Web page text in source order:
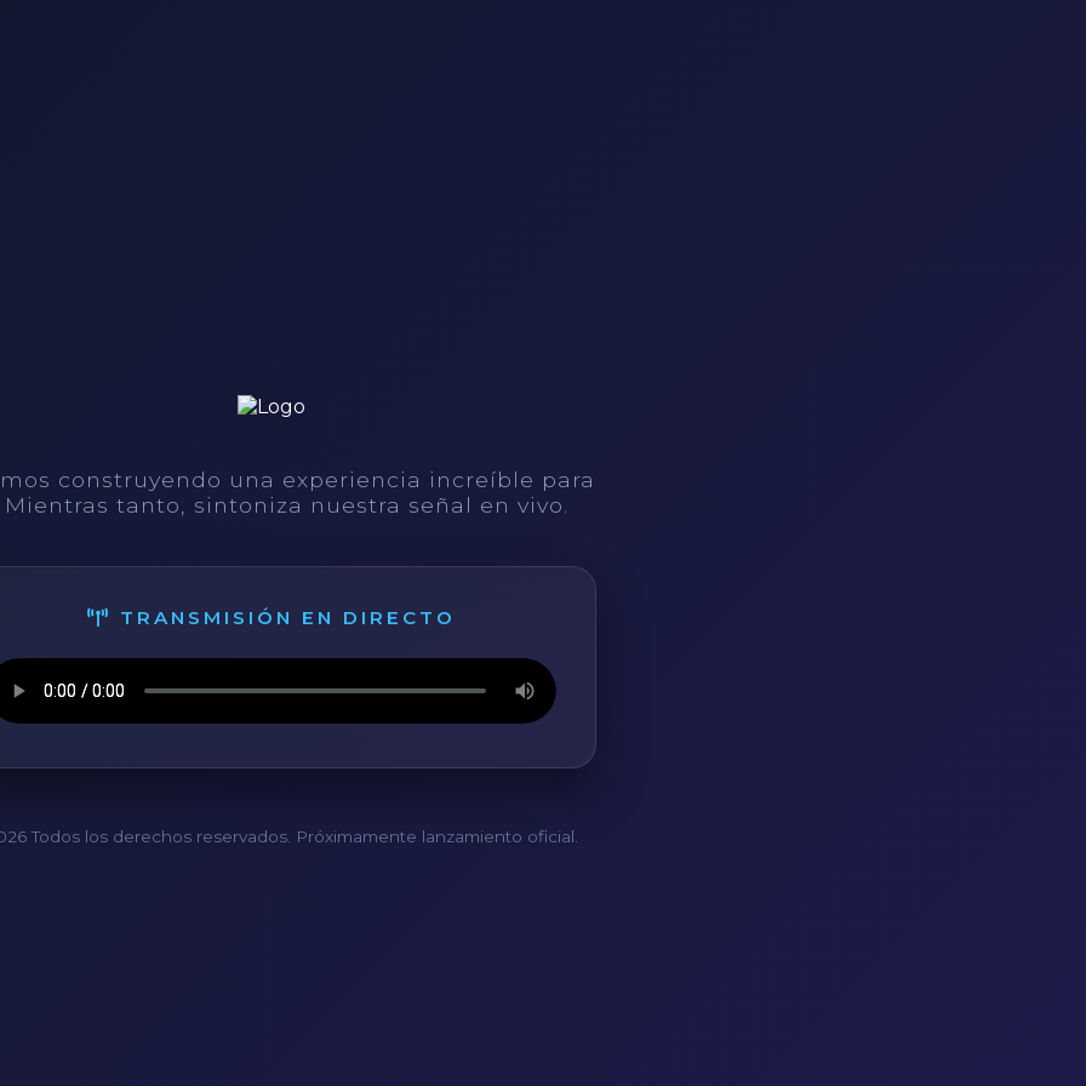
construyendo una experiencia increíble para
tanto, sintoniza nuestra señal en vivo.
TRANSMISIÓN EN DIRECTO
Todos los derechos reservados. Próximamente lanzamiento oficial.